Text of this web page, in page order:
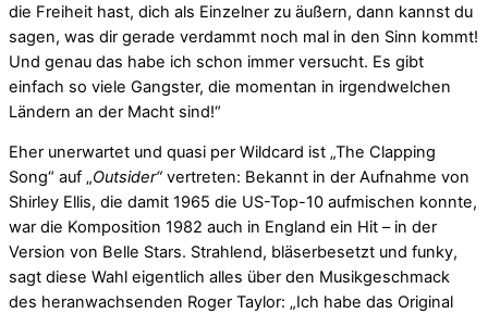
die Freiheit hast, dich als Einzelner zu äußern, dann kannst du
sagen, was dir gerade verdammt noch mal in den Sinn kommt!
Und genau das habe ich schon immer versucht. Es gibt
einfach so viele Gangster, die momentan in irgendwelchen
Ländern an der Macht sind!“
Eher unerwartet und quasi per Wildcard ist „The Clapping
Song“ auf „Outsider“vertreten: Bekannt in der Aufnahme von
Shirley Ellis, die damit 1965 die US-Top-10 aufmischen konnte,
war die Komposition 1982 auch in England ein Hit – in der
Version von Belle Stars. Strahlend, bläserbesetzt und funky,
sagt diese Wahl eigentlich alles über den Musikgeschmack
des heranwachsenden Roger Taylor: „Ich habe das Original